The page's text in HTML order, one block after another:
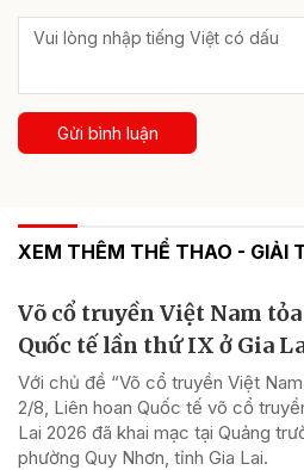
Gửi bình luận
XEM THÊM THỂ THAO - GIẢI
Võ cổ truyền Việt Nam
Quốc tế lần thứ IX ở Gia
Với chủ đề “Võ cổ truyền Việt
2/8, Liên hoan Quốc tế võ cổ
Lai 2026 đã khai mạc tại Quảng
phường Quy Nhơn, tỉnh Gia Lai.